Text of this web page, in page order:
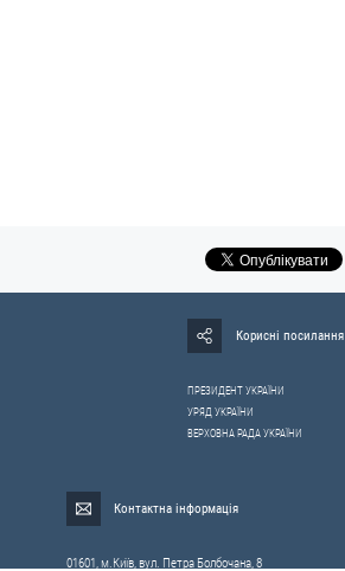
Корисні посилання
ПРЕЗИДЕНТ УКРАЇНИ
УРЯД УКРАЇНИ
ВЕРХОВНА РАДА УКРАЇНИ
Контактна інформація
01601, м.Київ, вул. Петра Болбочана, 8